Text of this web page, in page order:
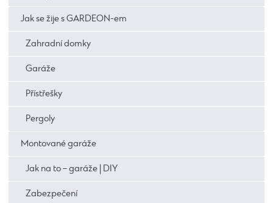
Jak se žije s GARDEON-em
Zahradní domky
Garáže
Přístřešky
Pergoly
Montované garáže
Jak na to – garáže | DIY
Zabezpečení